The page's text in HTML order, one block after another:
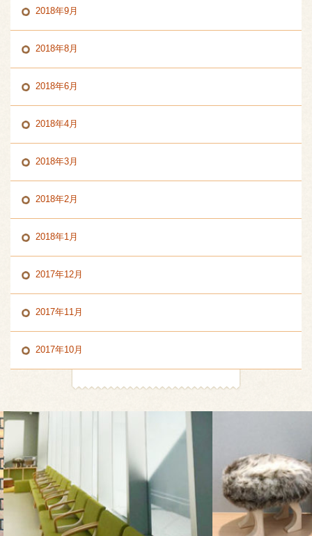
2018年9月
2018年8月
2018年6月
2018年4月
2018年3月
2018年2月
2018年1月
2017年12月
2017年11月
2017年10月